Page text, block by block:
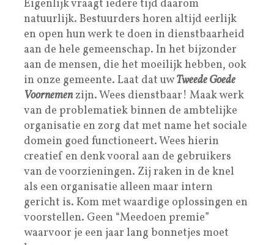
Eigenlijk vraagt iedere tijd daarom
natuurlijk. Bestuurders horen altijd eerlijk
en open hun werk te doen in dienstbaarheid
aan de hele gemeenschap. In het bijzonder
aan de mensen, die het moeilijk hebben, ook
in onze gemeente. Laat dat uwTweede Goede
Voornemenzijn. Wees dienstbaar! Maak werk
van de problematiek binnen de ambtelijke
organisatie en zorg dat met name het sociale
domein goed functioneert. Wees hierin
creatief en denk vooral aan de gebruikers
van de voorzieningen. Zij raken in de knel
als een organisatie alleen maar intern
gericht is. Kom met waardige oplossingen en
voorstellen. Geen “Meedoen premie”
waarvoor je een jaar lang bonnetjes moet